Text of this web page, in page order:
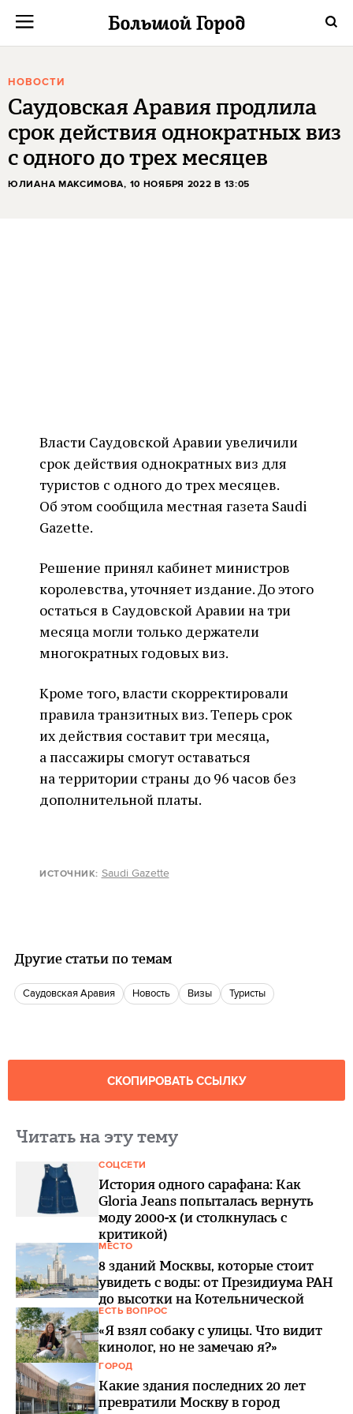
НОВОСТИ
Саудовская Аравия продлила
срок действия однократных виз
с одного до трех месяцев
ЮЛИАНА МАКСИМОВА, 10 НОЯБРЯ 2022 В 13:05
Власти Саудовской Аравии увеличили
срок действия однократных виз для
туристов с одного до трех месяцев.
Об этом сообщила местная газета Saudi
Gazette.
Решение принял кабинет министров
королевства, уточняет издание. До этого
остаться в Саудовской Аравии на три
месяца могли только держатели
многократных годовых виз.
Кроме того, власти скорректировали
правила транзитных виз. Теперь срок
их действия составит три месяца,
а пассажиры смогут оставаться
на территории страны до 96 часов без
дополнительной платы.
ИСТОЧНИК: Saudi Gazette
Другие статьи по темам
Саудовская Аравия Новость Визы Туристы
СКОПИРОВАТЬ ССЫЛКУ
Читать на эту тему
СОЦСЕТИ
История одного сарафана: Как
Gloria Jeans попыталась вернуть
моду 2000-х (и столкнулась с
критикой)
МЕСТО
8 зданий Москвы, которые стоит
увидеть с воды: от Президиума РАН
до высотки на Котельнической
ЕСТЬ ВОПРОС
«Я взял собаку с улицы. Что видит
кинолог, но не замечаю я?»
ГОРОД
Какие здания последних 20 лет
превратили Москву в город